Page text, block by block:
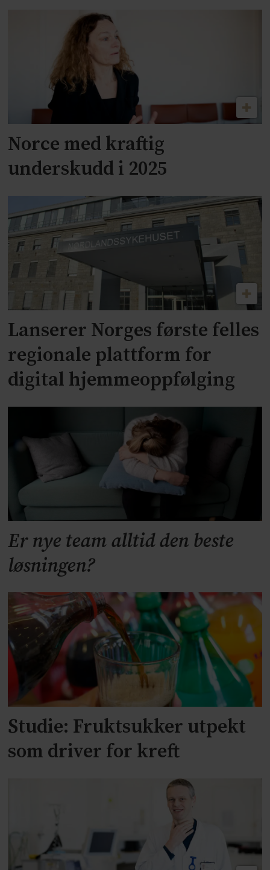
Norce med kraftig
underskudd i 2025
Lanserer Norges første felles
regionale plattform for
digital hjemmeoppfølging
Er nye team alltid den beste
løsningen?
Studie: Fruktsukker utpekt
som driver for kreft